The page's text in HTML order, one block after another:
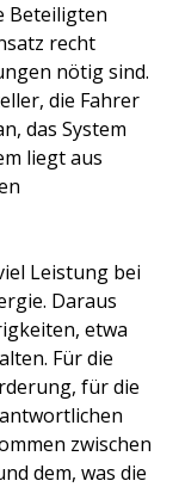
Beteiligten
recht
nötig sind.
die Fahrer
das System
liegt aus
Leistung bei
Daraus
etwa
Für die
für die
zwischen
dem, was die